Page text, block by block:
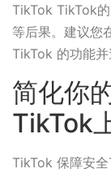
TikTok TikTok
等后果。建议您
TikTok 的功能并
简化你
TikTok
TikTok 保障安